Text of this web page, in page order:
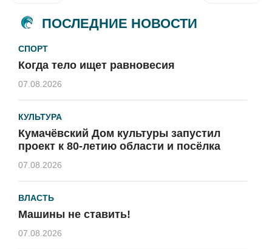
ПОСЛЕДНИЕ НОВОСТИ
СПОРТ
Когда тело ищет равновесия
07.08.2026
КУЛЬТУРА
Кумачёвский Дом культуры запустил
проект к 80-летию области и посёлка
07.08.2026
ВЛАСТЬ
Машины не ставить!
07.08.2026